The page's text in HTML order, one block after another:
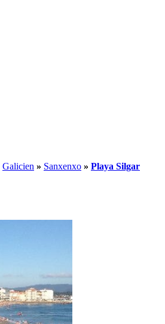
Galicien » Sanxenxo » Playa Silgar